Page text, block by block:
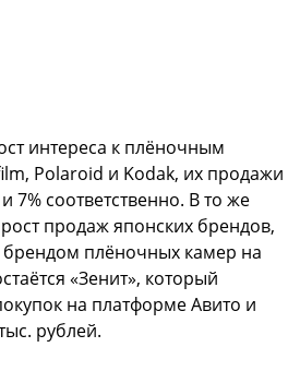
интереса к плёночным
Polaroid и Kodak, их продажи
7% соответственно. В то же
продаж японских брендов,
плёночных камер на
«Зенит», который
на платформе Авито и
рублей.